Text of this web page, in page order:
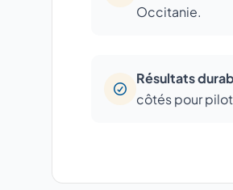
Occitanie.
Résultats
côtés pour